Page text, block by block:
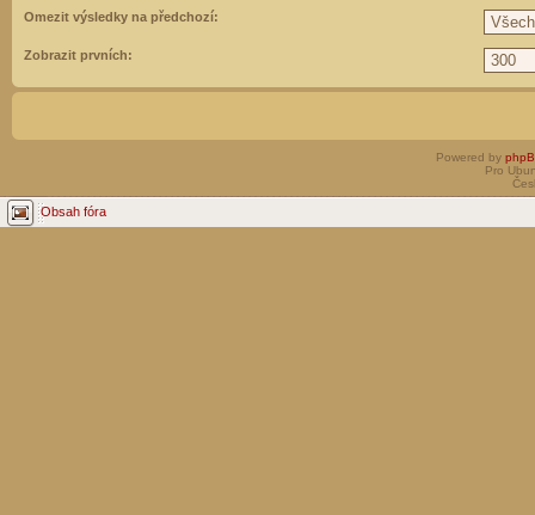
Omezit výsledky na předchozí:
Zobrazit prvních:
Powered by
Pro
Obsah fóra